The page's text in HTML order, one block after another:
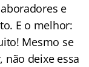
e
E o melhor:
Mesmo se
não deixe essa